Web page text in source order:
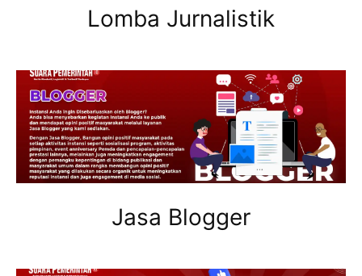
Lomba Jurnalistik
Jasa Blogger